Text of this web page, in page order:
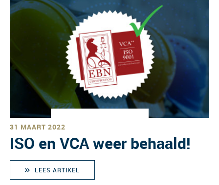
31 MAART 2022
ISO en VCA weer behaald!
LEES ARTIKEL